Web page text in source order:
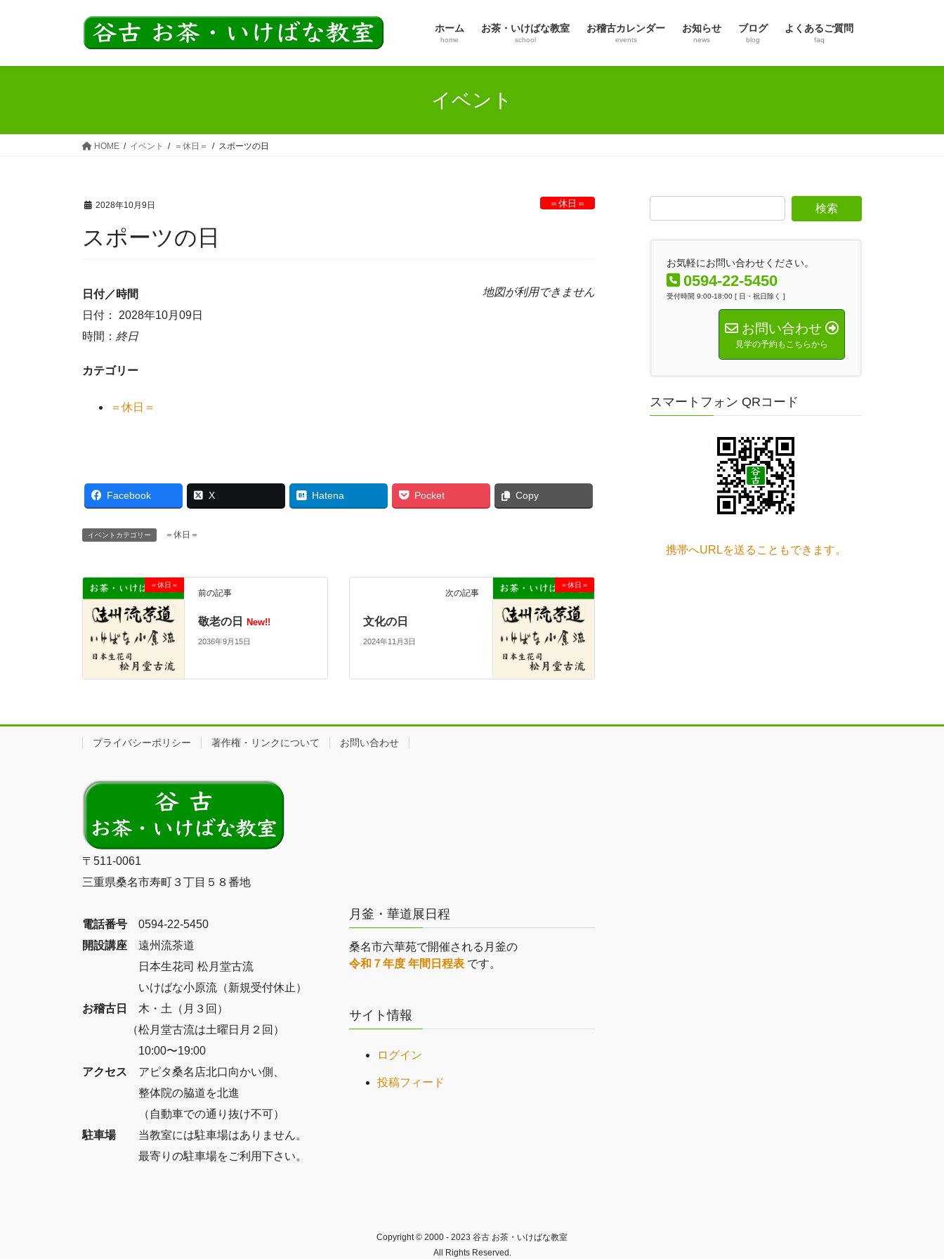
ホーム
home
お茶・いけばな教室
school
お稽古カレンダー
events
お知らせ
news
ブログ
blog
よくあるご質問
faq
イベント
HOME イベント ＝休日＝ スポーツの日
2028年10月9日 ＝休日＝
スポーツの日
地図が利用できません
日付／時間
日付： 2028年10月09日
時間： 終日
カテゴリー
＝休日＝
Facebook X Hatena Pocket Copy
イベントカテゴリー ＝休日＝
＝休日＝
前の記事
敬老の日 New!!
2036年9月15日
＝休日＝
次の記事
文化の日
2024年11月3日
お気軽にお問い合わせください。
0594-22-5450
受付時間 9:00-18:00 [ 日・祝日除く ]
お問い合わせ
見学の予約もこちらから
スマートフォン QRコード
携帯へURLを送ることもできます。
プライバシーポリシー 著作権・リンクについて お問い合わせ
〒511-0061
三重県桑名市寿町３丁目５８番地
電話番号 0594-22-5450
開設講座 遠州流茶道
日本生花司 松月堂古流
いけばな小原流（新規受付休止）
お稽古日
木・土（月３回）
（松月堂古流は土曜日月２回）
10:00〜19:00
アクセス アピタ桑名店北口向かい側、
整体院の脇道を北進
（自動車での通り抜け不可）
駐車場
当教室には駐車場はありません。
最寄りの駐車場をご利用下さい。
月釜・華道展日程
桑名市六華苑で開催される月釜の
令和７年度 年間日程表 です。
サイト情報
ログイン
投稿フィード
Copyright © 2000 - 2023 谷古 お茶・いけばな教室
All Rights Reserved.